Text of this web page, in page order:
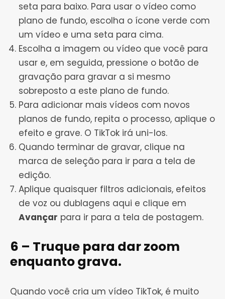
seta para baixo. Para usar o vídeo como
plano de fundo, escolha o ícone verde com
um vídeo e uma seta para cima.
Escolha a imagem ou vídeo que você para
usar e, em seguida, pressione o botão de
gravação para gravar a si mesmo
sobreposto a este plano de fundo.
Para adicionar mais vídeos com novos
planos de fundo, repita o processo, aplique o
efeito e grave. O TikTok irá uni-los.
Quando terminar de gravar, clique na
marca de seleção para ir para a tela de
edição.
Aplique quaisquer filtros adicionais, efeitos
de voz ou dublagens aqui e clique em
Avançar para ir para a tela de postagem.
6 – Truque para dar zoom
enquanto grava.
Quando você cria um vídeo TikTok, é muito